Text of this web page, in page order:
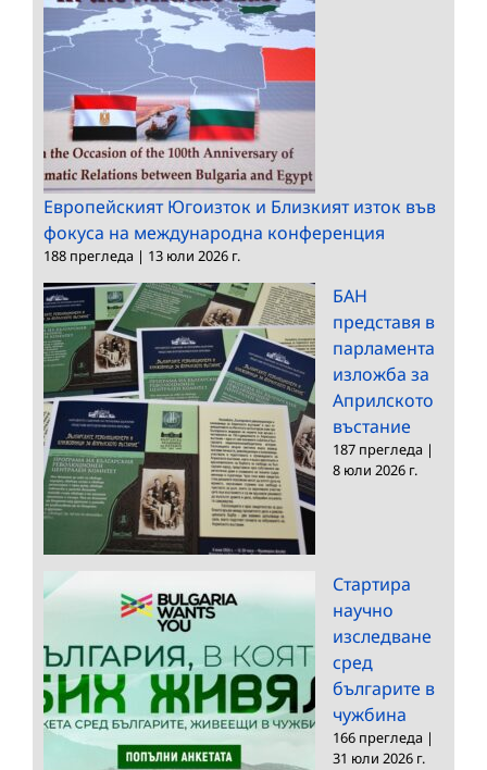
Европейският Югоизток и Близкият изток във
фокуса на международна конференция
188 прегледа | 13 юли 2026 г.
БАН
представя в
парламента
изложба за
Априлското
въстание
187 прегледа |
8 юли 2026 г.
Стартира
научно
изследване
сред
българите в
чужбина
166 прегледа |
31 юли 2026 г.